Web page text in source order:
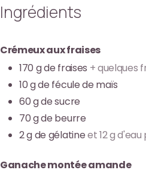
Ingrédients
Crémeux aux fraises
170 gde fraises + quelques
10gde fécule de maïs
60gde sucre
70gde beurre
2gde gélatineet 12 g
Ganache montée amande